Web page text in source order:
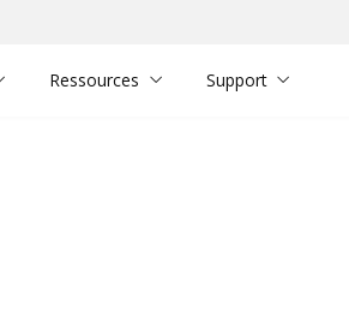
Ressources Support